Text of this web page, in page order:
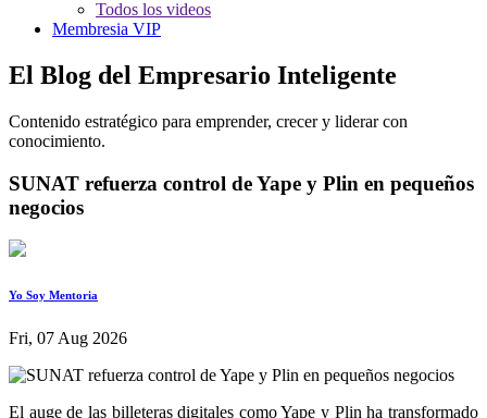
Todos los videos
Membresia VIP
El Blog del Empresario Inteligente
Contenido estratégico para emprender, crecer y liderar con
conocimiento.
SUNAT refuerza control de Yape y Plin en pequeños
negocios
Yo Soy Mentoria
Fri, 07 Aug 2026
El auge de las billeteras digitales como Yape y Plin ha transformado